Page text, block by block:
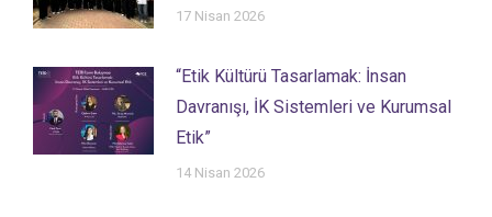
17 Nisan 2026
“Etik Kültürü Tasarlamak: İnsan
Davranışı, İK Sistemleri ve Kurumsal
Etik”
14 Nisan 2026